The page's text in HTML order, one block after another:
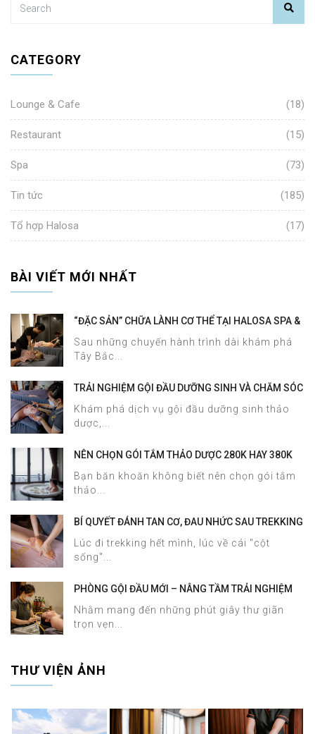
CATEGORY
Lounge & Cafe (18)
Restaurant (15)
Spa (73)
Tin tức (185)
Tổ hợp Halosa (17)
BÀI VIẾT MỚI NHẤT
“ĐẶC SẢN” CHỮA LÀNH CƠ THỂ TẠI HALOSA SPA &
MASSAGE
Sau những chuyến hành trình dài khám phá
Tây Bắc...
TRẢI NGHIỆM GỘI ĐẦU DƯỠNG SINH VÀ CHĂM SÓC
DA MẶT TẠI HALOSA SPA & MASSAGE
Khám phá dịch vụ gội đầu dưỡng sinh thảo
dược,...
NÊN CHỌN GÓI TẮM THẢO DƯỢC 280K HAY 380K
TẠI HALOSA SPA & MASSAGE?
Bạn băn khoăn không biết nên chọn gói tắm
thảo...
BÍ QUYẾT ĐÁNH TAN CƠ, ĐAU NHỨC SAU TREKKING
SAPA CHỈ TRONG 60 PHÚT TẠI HALOSA SPA &
MASSAGE
Lúc đi trekking hết mình, lúc về cái "cột
sống"...
PHÒNG GỘI ĐẦU MỚI – NÂNG TẦM TRẢI NGHIỆM
DƯỠNG SINH TẠI HALOSA SPA & MASSAGE
Nhằm mang đến những phút giây thư giãn
trọn vẹn...
THƯ VIỆN ẢNH